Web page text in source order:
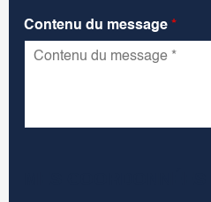
Contenu du message *